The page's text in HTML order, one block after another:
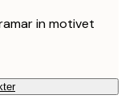
in motivet